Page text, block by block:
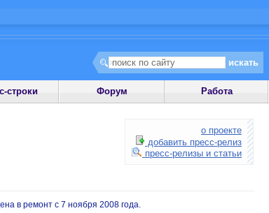
строки Форум Работа
о проекте
добавить пресс-релиз
пресс-релизы и статьи
в ремонт c 7 ноября 2008 года.